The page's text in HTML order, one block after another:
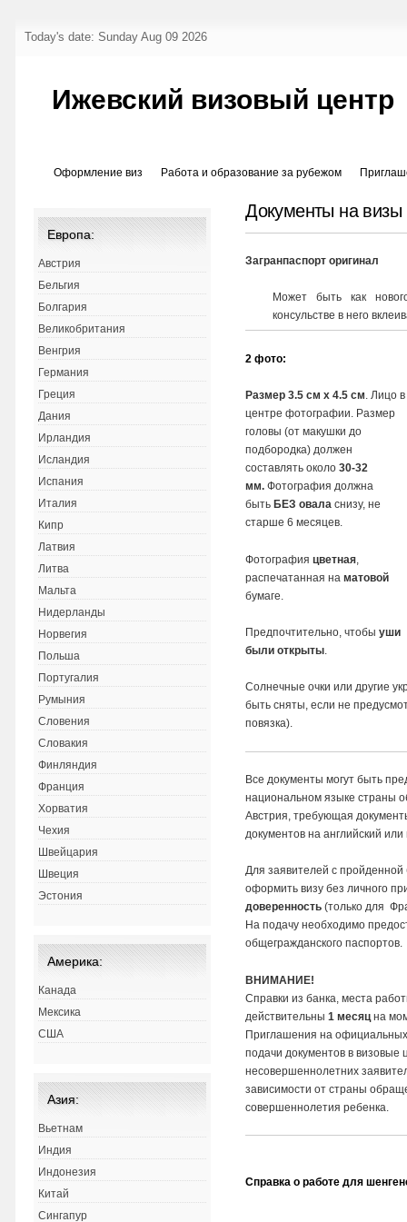
Today's date: Sunday Aug 09 2026
Ижевский визовый центр
Оформление виз Работа и образование за рубежом
Документы на визы
Загранпаспорт оригинал
Может быть как
консульстве в него
2 фото:
Размер 3.5 см x 4.5 см. Лицо в
центре фотографии. Размер
головы (от макушки до
подбородка) должен
составлять около30-32
мм.Фотография должна
быть БЕЗ овала снизу, не
старше 6 месяцев.
Фотографияцветная
распечатанная наматовой
бумаге.
Предпочтительно, чтобыуши
были открыты.
Солнечные очки или другие
быть сняты, если не
повязка).
Все документы могут быть
национальном языке страны
Австрия, требующая
документов на английский
Для заявителей с
оформить визу без личного
доверенность (только для
На подачу необходимо
общегражданского паспортов.
ВНИМАНИЕ!
Справки из банка, места
действительны1 месяцна
Приглашения на
подачи документов в
несовершеннолетних
зависимости от страны
совершеннолетия ребенка.
Справка о работе для
Европа:
Австрия
Бельгия
Болгария
Великобритания
Венгрия
Германия
Греция
Дания
Ирландия
Исландия
Испания
Италия
Кипр
Латвия
Литва
Мальта
Нидерланды
Норвегия
Польша
Португалия
Румыния
Словения
Словакия
Финляндия
Франция
Хорватия
Чехия
Швейцария
Швеция
Эстония
Америка:
Канада
Мексика
США
Азия:
Вьетнам
Индия
Индонезия
Китай
Сингапур